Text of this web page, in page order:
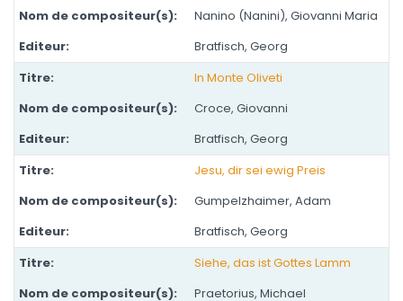
Nanino (Nanini), Giovanni Maria
Bratfisch, Georg
In Monte Oliveti
Croce, Giovanni
Bratfisch, Georg
Jesu, dir sei ewig Preis
Gumpelzhaimer, Adam
Bratfisch, Georg
Siehe, das ist Gottes Lamm
Praetorius, Michael